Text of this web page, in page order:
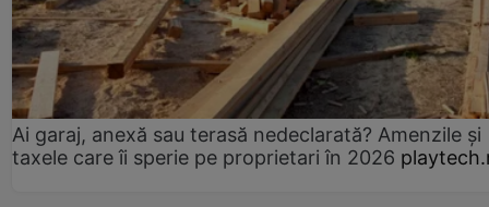
Ai garaj, anexă sau terasă nedeclarată? Amenzile și
taxele care îi sperie pe proprietari în 2026